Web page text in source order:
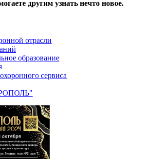
другим узнать нечто новое.
отрасли
образование
сервиса